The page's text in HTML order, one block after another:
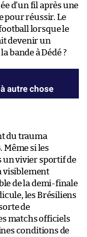
d’un fil après une
pour réussir. Le
lorsque le
devenir un
bande à Dédé ?
autre chose
du trauma
Même si les
un vivier sportif de
visiblement
de la demi-finale
les Brésiliens
de
matchs officiels
conditions de